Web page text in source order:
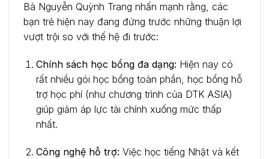
Bà Nguyễn Quỳnh Trang nhấn mạnh rằng, các
bạn trẻ hiện nay đang đứng trước những thuận lợi
vượt trội so với thế hệ đi trước:
Chính sách học bổng đa dạng: Hiện nay có
rất nhiều gói học bổng toàn phần, học bổng hỗ
trợ học phí (như chương trình của DTK ASIA)
giúp giảm áp lực tài chính xuống mức thấp
nhất.
Công nghệ hỗ trợ: Việc học tiếng Nhật và kết